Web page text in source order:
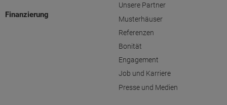
Finanzierung
Unsere Partner
Musterhäuser
Referenzen
Bonität
Engagement
Job und Karriere
Presse und Medien